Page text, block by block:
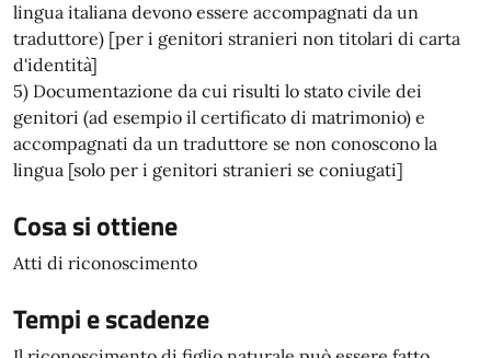
lingua italiana devono essere accompagnati da un
traduttore) [per i genitori stranieri non titolari di carta
d'identità]
5) Documentazione da cui risulti lo stato civile dei
genitori (ad esempio il certificato di matrimonio) e
accompagnati da un traduttore se non conoscono la
lingua [solo per i genitori stranieri se coniugati]
Cosa si ottiene
Atti di riconoscimento
Tempi e scadenze